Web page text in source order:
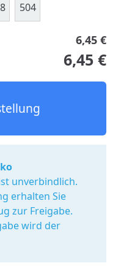
504
6,45 €
6,45 €
unverbindlich.
erhalten Sie
zur Freigabe.
wird der